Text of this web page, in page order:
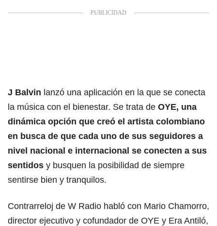
J Balvin lanzó una aplicación en la que se conecta
la música con el bienestar. Se trata de OYE, una
dinámica opción que creó el artista colombiano
en busca de que cada uno de sus seguidores a
nivel nacional e internacional se conecten a sus
sentidos y busquen la posibilidad de siempre
sentirse bien y tranquilos.
Contrarreloj de W Radio habló con Mario Chamorro,
director ejecutivo y cofundador de OYE y Era Antiló,